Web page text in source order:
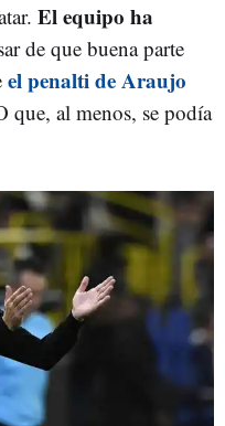
El equipo ha
de que buena parte
el penalti de Araujo
que, al menos, se podía